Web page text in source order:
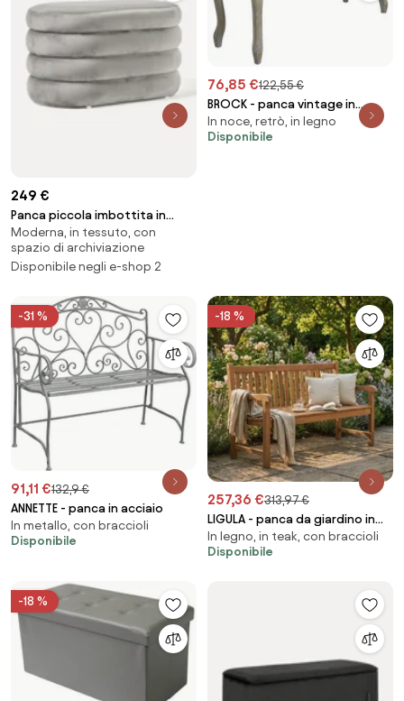
249 €
Panca piccola imbottita in
velluto con vano contenitore
Alto
Moderna, in tessuto, con
spazio di archiviazione
Disponibile negli e-shop 2
76,85 €122,55 €
BROCK - panca vintage in
velluto
In noce, retrò, in legno
Disponibile
-31 %
91,11 €132,9 €
ANNETTE - panca in acciaio
In metallo, con braccioli
Disponibile
-18 %
257,36 €313,97 €
LIGULA - panca da giardino in
legno di teak 3 posti
In legno, in teak, con braccioli
Disponibile
-18 %